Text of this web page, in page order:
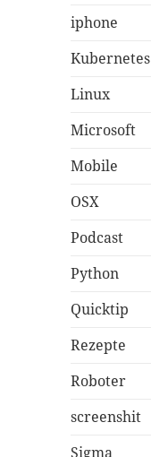
iphone
Kubernetes
Linux
Microsoft
Mobile
OSX
Podcast
Python
Quicktip
Rezepte
Roboter
screenshit
Sigma